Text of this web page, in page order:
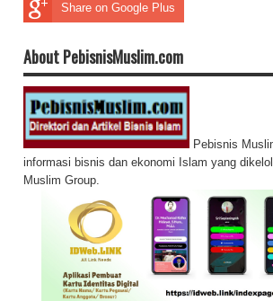
Share on Google Plus
About PebisnisMuslim.com
Pebisnis
informasi bisnis dan ekonomi Islam yang
Muslim Group.